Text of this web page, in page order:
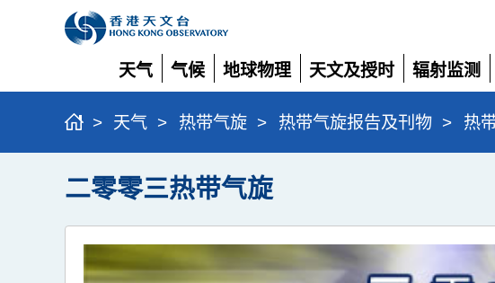
天气
展
开
气候
展
开
地球物理
展
开
天文及授时
展
开
辐射监测
展
开
> 天气 > 热带气旋 > 热带气旋报告及刊物 > 热
二零零三热带气旋